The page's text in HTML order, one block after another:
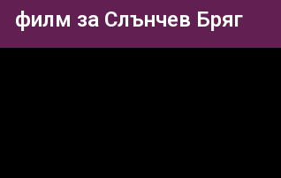
филм за Слънчев Бряг